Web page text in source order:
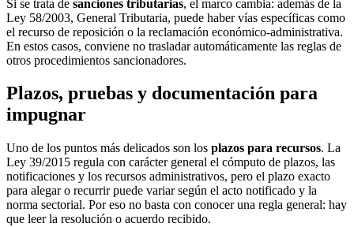
Si se trata de sanciones tributarias, el marco cambia: además de la
Ley 58/2003, General Tributaria, puede haber vías específicas como
el recurso de reposición o la reclamación económico-administrativa.
En estos casos, conviene no trasladar automáticamente las reglas de
otros procedimientos sancionadores.
Plazos, pruebas y documentación para
impugnar
Uno de los puntos más delicados son los plazos para recursos. La
Ley 39/2015 regula con carácter general el cómputo de plazos, las
notificaciones y los recursos administrativos, pero el plazo exacto
para alegar o recurrir puede variar según el acto notificado y la
norma sectorial. Por eso no basta con conocer una regla general: hay
que leer la resolución o acuerdo recibido.